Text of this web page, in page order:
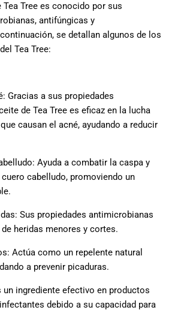
Tree es conocido por sus
antifúngicas y
se detallan algunos de los
Tea Tree:
Gracias a sus propiedades
de Tea Tree es eficaz en la lucha
causan el acné, ayudando a reducir
Ayuda a combatir la caspa y
cabelludo, promoviendo un
Sus propiedades antimicrobianas
heridas menores y cortes.
Actúa como un repelente natural
a prevenir picaduras.
un ingrediente efectivo en productos
debido a su capacidad para